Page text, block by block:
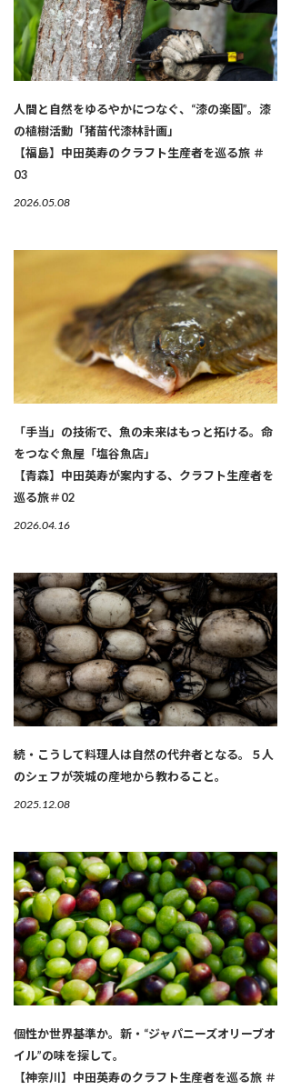
人間と自然をゆるやかにつなぐ、“漆の楽園”。漆
の植樹活動「猪苗代漆林計画」
【福島】中田英寿のクラフト生産者を巡る旅 ＃
03
2026.05.08
「手当」の技術で、魚の未来はもっと拓ける。命
をつなぐ魚屋「塩谷魚店」
【青森】中田英寿が案内する、クラフト生産者を
巡る旅＃02
2026.04.16
続・こうして料理人は自然の代弁者となる。５人
のシェフが茨城の産地から教わること。
2025.12.08
個性か世界基準か。新・“ジャパニーズオリーブオ
イル”の味を探して。
【神奈川】中田英寿のクラフト生産者を巡る旅 ＃